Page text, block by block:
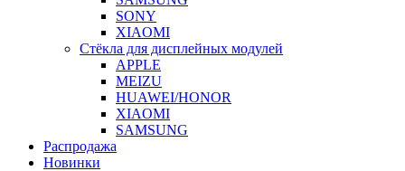
SONY
XIAOMI
Стёкла для дисплейных модулей
APPLE
MEIZU
HUAWEI/HONOR
XIAOMI
SAMSUNG
Распродажа
Новинки